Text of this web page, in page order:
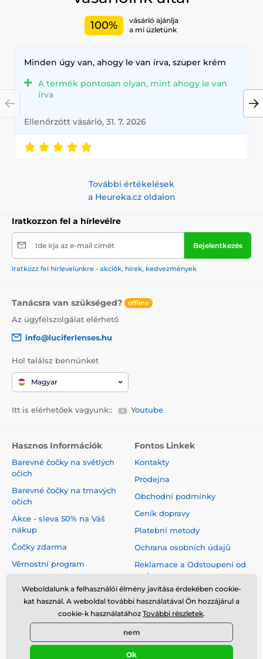
100%
vásárló ajánlja
a mi üzletünk
Minden úgy van, ahogy le van írva, szuper krém
A termék pontosan olyan, mint ahogy le van
írva
Ellenőrzött vásárló, 31. 7. 2026
További értékelések
a Heureka.cz oldalon
Iratkozzon fel a hírlevélre
Ide írja az e-mail címét Bejelentkezés
Iratkozz fel hírlevelünkre - akciók, hírek, kedvezmények
Tanácsra van szükséged? offline
Az ügyfélszolgálat elérhető
info@luciferlenses.hu
Hol találsz bennünket
Magyar
Itt is elérhetőek vagyunk:: Youtube
Hasznos Információk
Barevné čočky na světlých
očích
Barevné čočky na tmavých
očích
Akce - sleva 50% na Váš
nákup
Čočky zdarma
Věrnostní program
Virtuální zrcadlo
Fontos Linkek
Kontakty
Prodejna
Obchodní podmínky
Ceník dopravy
Platební metody
Ochrana osobních údajů
Reklamace a Odstoupení od
smlouvy
© 2026 www.luciferlenses.hu ⦁ Webshop szolgáltatónk a
Weboldalunk a felhasználói élmény javítása érdekében cookie-
kat használ. A weboldal további használatával Ön hozzájárul a
cookie-k használatához További részletek.
nem
Ok